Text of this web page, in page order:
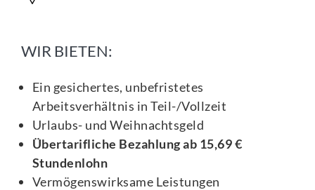
WIR BIETEN:
Ein gesichertes, unbefristetes
Arbeitsverhältnis in Teil-/Vollzeit
Urlaubs- und Weihnachtsgeld
Übertarifliche Bezahlung ab 15,69 €
Stundenlohn
Vermögenswirksame Leistungen